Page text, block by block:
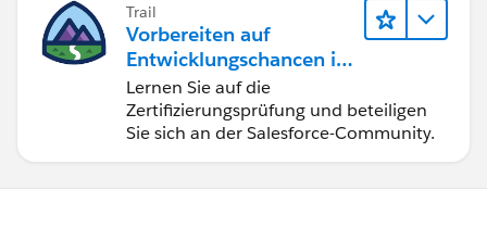
Trail
Vorbereiten auf
Entwicklungschancen im
Salesforce-Ökosystem
Lernen Sie auf die
Zertifizierungsprüfung und beteiligen
Sie sich an der Salesforce-Community.